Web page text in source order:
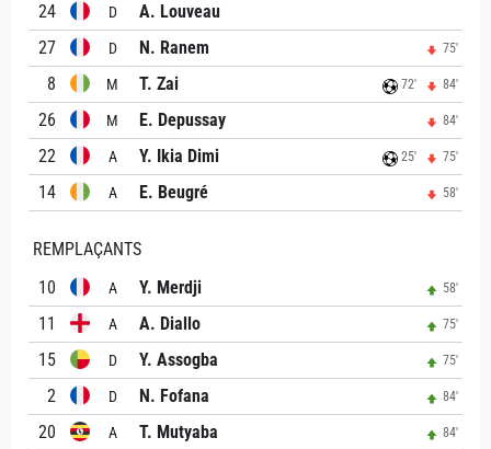
24
D
A. Louveau
27
D N. Ranem 75'
8 M T. Zai 72' 84'
26 M E. Depussay 84'
22 A Y. Ikia Dimi 25' 75'
14 A E. Beugré 58'
REMPLAÇANTS
10
A Y. Merdji 58'
11 A A. Diallo 75'
15 D Y. Assogba 75'
2 D N. Fofana 84'
20 A T. Mutyaba 84'